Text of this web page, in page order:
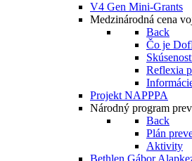
V4 Gen Mini-Grants
Medzinárodná cena
Back
Čo je
Reflexia
Projekt NAPPPA
Národný program
Back
Plán
Aktivity
Bethlen Gábor